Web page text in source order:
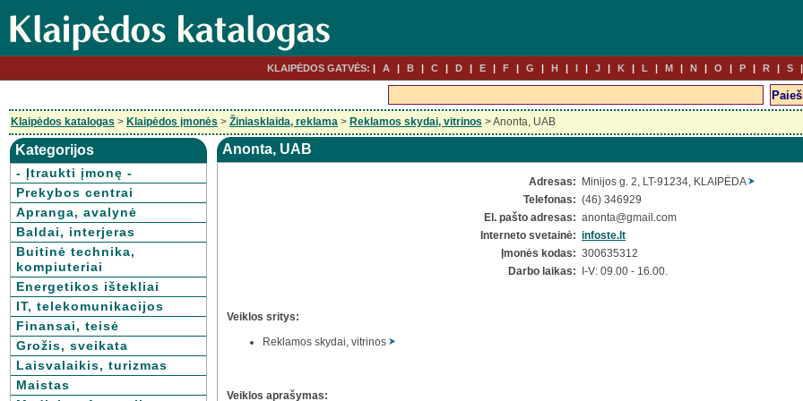
KLAIPĖDOS GATVĖS: A B C D E F G H I J K L M N O P R S
Klaipėdos katalogas > Klaipėdos įmonės > Žiniasklaida, reklama > Reklamos skydai, vitrinos > Anonta, UAB
Kategorijos
- Įtraukti įmonę -
Prekybos centrai
Apranga, avalynė
Baldai, interjeras
Buitinė technika,
kompiuteriai
Energetikos ištekliai
IT, telekomunikacijos
Finansai, teisė
Grožis, sveikata
Laisvalaikis, turizmas
Maistas
Anonta, UAB
Adresas:
Minijos g. 2, LT-91234, KLAIPĖDA
Telefonas: (46) 346929
El. pašto adresas: anonta@gmail.com
Interneto svetainė: infoste.lt
Įmonės kodas: 300635312
Darbo laikas:
I-V: 09.00 - 16.00.
Veiklos sritys:
Reklamos skydai, vitrinos
Veiklos aprašymas: